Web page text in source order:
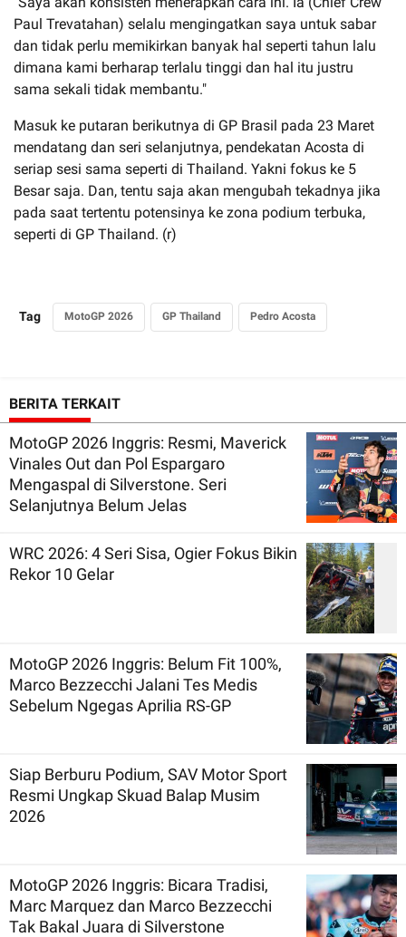
Paul Trevatahan) selalu mengingatkan saya untuk sabar
dan tidak perlu memikirkan banyak hal seperti tahun lalu
dimana kami berharap terlalu tinggi dan hal itu justru
sama sekali tidak membantu."
Masuk ke putaran berikutnya di GP Brasil pada 23 Maret
mendatang dan seri selanjutnya, pendekatan Acosta di
seriap sesi sama seperti di Thailand. Yakni fokus ke 5
Besar saja. Dan, tentu saja akan mengubah tekadnya jika
pada saat tertentu potensinya ke zona podium terbuka,
seperti di GP Thailand. (r)
Tag MotoGP 2026 GP Thailand Pedro Acosta
BERITA TERKAIT
MotoGP 2026 Inggris: Resmi, Maverick
Vinales Out dan Pol Espargaro
Mengaspal di Silverstone. Seri
Selanjutnya Belum Jelas
WRC 2026: 4 Seri Sisa, Ogier Fokus Bikin
Rekor 10 Gelar
MotoGP 2026 Inggris: Belum Fit 100%,
Marco Bezzecchi Jalani Tes Medis
Sebelum Ngegas Aprilia RS-GP
Siap Berburu Podium, SAV Motor Sport
Resmi Ungkap Skuad Balap Musim
2026
MotoGP 2026 Inggris: Bicara Tradisi,
Marc Marquez dan Marco Bezzecchi
Tak Bakal Juara di Silverstone